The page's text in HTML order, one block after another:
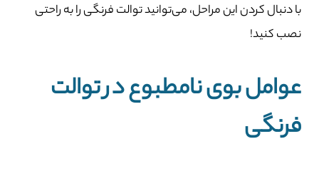
با دنبال کردن این مراحل، می‌توانید توالت فرنگی را به راحتی
نصب کنید!
عوامل بوی نامطبوع در توالت
فرنگی